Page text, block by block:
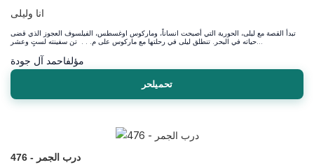
انا وليلى
تبدأ القصة مع ليلى، الحورية التي أصبحت انساناً، وماركوس اوغسطس، الفيلسوف العجوز الذي قضى
مؤلفاحمد آل جودة
تحميلحر
درب الجمر - 476